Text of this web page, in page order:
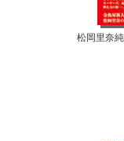
松岡里奈